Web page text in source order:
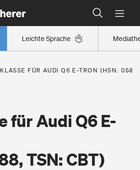
Leichte Sprache
Versicherer finden
Ihre Region eingestuft
Versicherer finden
FÜR AUDI Q6 E-TRON (HSN:
für Audi Q6 E-
TSN: CBT)